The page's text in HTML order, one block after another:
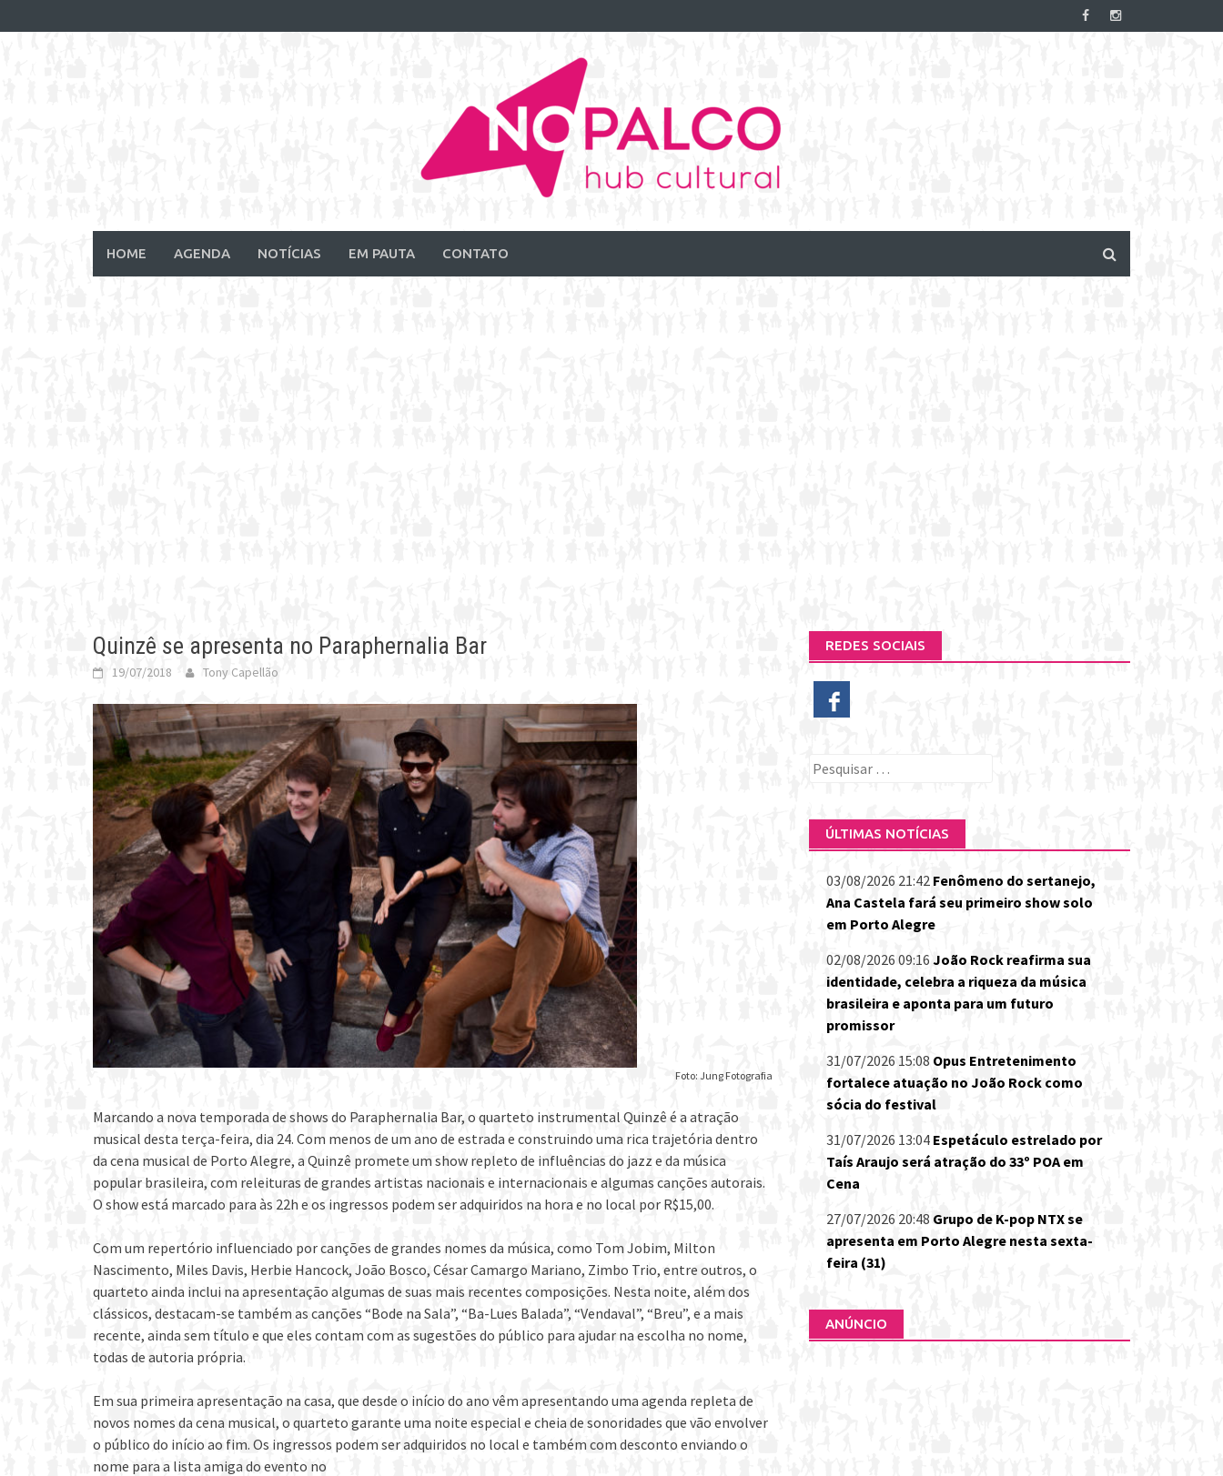
to
HOME AGENDA NOTÍCIAS EM PAUTA CONTATO
Quinzê se apresenta no Paraphernalia Bar
19/07/2018 Tony Capellão
Foto: Jung Fotografia
Marcando a nova temporada de shows do Paraphernalia Bar, o quarteto instrumental Quinzê é a atração
musical desta terça-feira, dia 24. Com menos de um ano de estrada e construindo uma rica trajetória dentro
da cena musical de Porto Alegre, a Quinzê promete um show repleto de influências do jazz e da música
popular brasileira, com releituras de grandes artistas nacionais e internacionais e algumas canções autorais.
O show está marcado para às 22h e os ingressos podem ser adquiridos na hora e no local por R$15,00.
Com um repertório influenciado por canções de grandes nomes da música, como Tom Jobim, Milton
Nascimento, Miles Davis, Herbie Hancock, João Bosco, César Camargo Mariano, Zimbo Trio, entre outros, o
quarteto ainda inclui na apresentação algumas de suas mais recentes composições. Nesta noite, além dos
clássicos, destacam-se também as canções “Bode na Sala”, “Ba-Lues Balada”, “Vendaval”, “Breu”, e a mais
recente, ainda sem título e que eles contam com as sugestões do público para ajudar na escolha no nome,
todas de autoria própria.
Em sua primeira apresentação na casa, que desde o início do ano vêm apresentando uma agenda repleta de
novos nomes da cena musical, o quarteto garante uma noite especial e cheia de sonoridades que vão envolver
o público do início ao fim. Os ingressos podem ser adquiridos no local e também com desconto enviando o
nome para a lista amiga do evento no
REDES SOCIAIS
Pesquisar
ÚLTIMAS NOTÍCIAS
03/08/2026 21:42 Fenômeno do sertanejo,
Ana Castela fará seu primeiro show solo
em Porto Alegre
02/08/2026 09:16 João Rock reafirma sua
identidade, celebra a riqueza da música
brasileira e aponta para um futuro
promissor
31/07/2026 15:08 Opus Entretenimento
fortalece atuação no João Rock como
sócia do festival
31/07/2026 13:04 Espetáculo estrelado por
Taís Araujo será atração do 33º POA em
Cena
27/07/2026 20:48 Grupo de K-pop NTX se
apresenta em Porto Alegre nesta sexta-
feira (31)
ANÚNCIO